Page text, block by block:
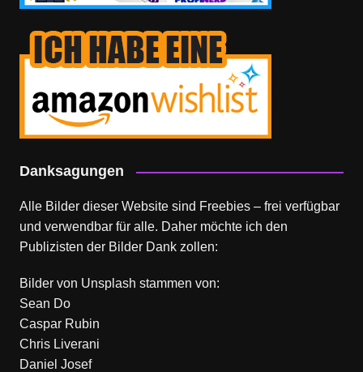
Danksagungen
Alle Bilder dieser Website sind Freebies – frei verfügbar
und verwendbar für alle. Daher möchte ich den
Publizisten der Bilder Dank zollen:
Bilder von Unsplash stammen von:
Sean Do
Caspar Rubin
Chris Liverani
Daniel Josef